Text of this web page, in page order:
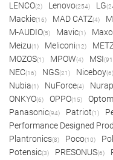
LENCO(2) Lenovo(254) LG
Mackie(16) MAD CATZ(4)
M-AUDIO(5) Mavic(1)
Meizu(1) Meliconi(12)
MOZOS(1) MPOW(4) MSI
NEC(16) NGS(21) Niceboy(6)
Nubia(1) NuForce(4)
ONKYO(6) OPPO(15)
Panasonic(94) Patriot(1)
Performance Designed
Plantronics(8) Poco(10)
Potensic(3) PRESONUS(6)